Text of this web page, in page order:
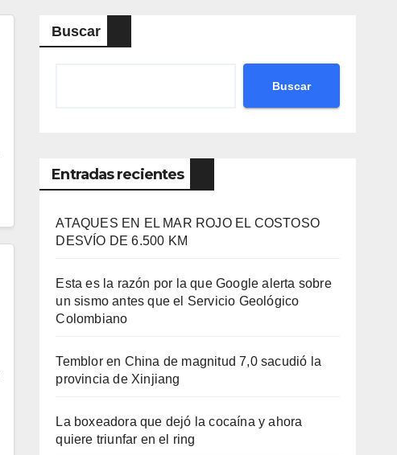
Buscar
Buscar
Entradas recientes
ATAQUES EN EL MAR ROJO EL COSTOSO
DESVÍO DE 6.500 KM
Esta es la razón por la que Google alerta sobre
un sismo antes que el Servicio Geológico
Colombiano
Temblor en China de magnitud 7,0 sacudió la
provincia de Xinjiang
La boxeadora que dejó la cocaína y ahora
quiere triunfar en el ring​